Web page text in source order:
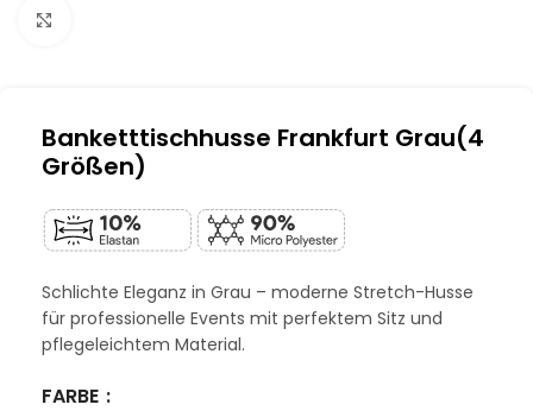
Banketttischhusse Frankfurt Grau(4
Größen)
Schlichte Eleganz in Grau – moderne Stretch-Husse
für professionelle Events mit perfektem Sitz und
pflegeleichtem Material.
FARBE